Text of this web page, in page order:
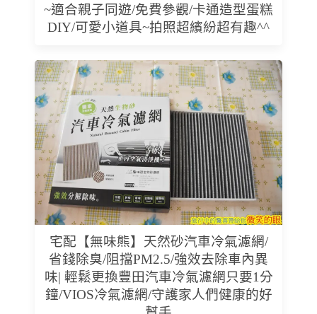
~適合親子同遊/免費參觀/卡通造型蛋糕
DIY/可愛小道具~拍照超繽紛超有趣^^
宅配【無味熊】天然砂汽車冷氣濾網/
省錢除臭/阻擋PM2.5/強效去除車內異
味| 輕鬆更換豐田汽車冷氣濾網只要1分
鐘/VIOS冷氣濾網/守護家人們健康的好